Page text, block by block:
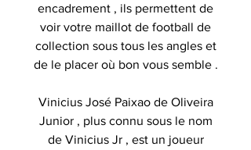
encadrement , ils permettent de
voir votre maillot de football de
collection sous tous les angles et
de le placer où bon vous semble .
Vinicius José Paixao de Oliveira
Junior , plus connu sous le nom
de Vinicius Jr , est un joueur